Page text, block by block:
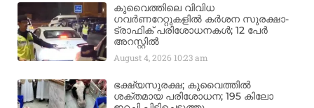
കുവൈത്തിലെ വിവിധ
ഗവർണറേറ്റുകളിൽ കർശന സുരക്ഷാ-
ട്രാഫിക് പരിശോധനകൾ; 12 പേർ
അറസ്റ്റിൽ
August 4, 2026 10:23 am
ഭക്ഷ്യസുരക്ഷ; കുവൈത്തിൽ
ശക്തമായ പരിശോധന; 195 കിലോ